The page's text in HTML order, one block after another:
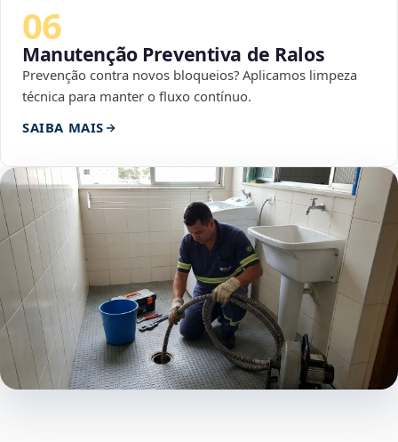
06
Manutenção Preventiva de Ralos
Prevenção contra novos bloqueios? Aplicamos limpeza
técnica para manter o fluxo contínuo.
SAIBA MAIS